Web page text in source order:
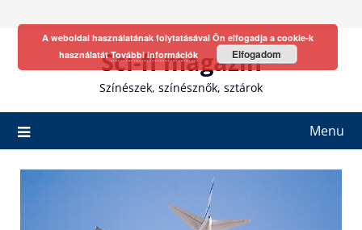
Sci-fi magazin
Színészek, színésznők, sztárok
Menu
A weboldal használatának folytatásával Ön elfogadja a cookie-k
használatátTovábbi információk Elfogadom